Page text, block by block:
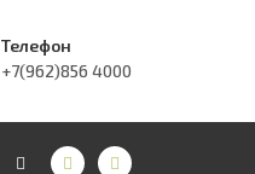
Телефон
+7(962)856 4000